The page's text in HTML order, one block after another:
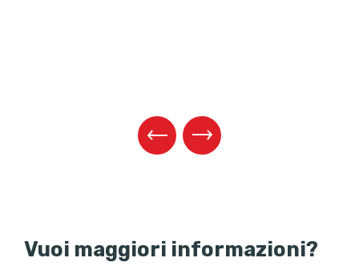
Vuoi maggiori informazioni?